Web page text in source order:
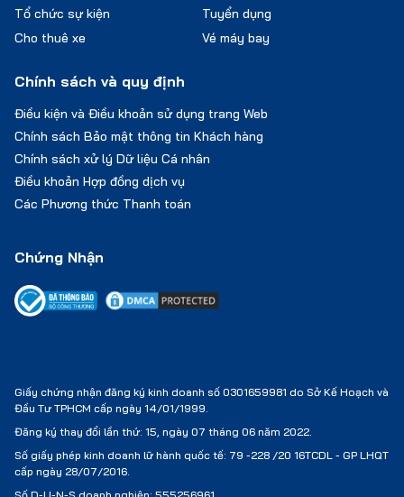
Chứng Nhận
Giấy chứng nhận đăng ký kinh doanh số 0301659981 do Sở Kế Hoạch và
Đầu Tư TPHCM cấp ngày 14/01/1999.
Đăng ký thay đổi lần thứ: 15, ngày 07 tháng 06 năm 2022.
Số giấy phép kinh doanh lữ hành quốc tế: 79 -228 /20 16TCDL - GP LHQT
cấp ngày 28/07/2016.
Tổ chức sự kiện
Cho thuê xe
Vé máy bay
Tuyển dụng
Chính sách và quy định
Điều kiện và Điều khoản sử dụng trang Web
Chính sách Bảo mật thông tin Khách hàng
Chính sách xử lý Dữ liệu Cá nhân
Điều khoản Hợp đồng dịch vụ
Các Phương thức Thanh toán